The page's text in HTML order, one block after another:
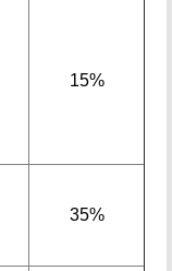
15%
35%